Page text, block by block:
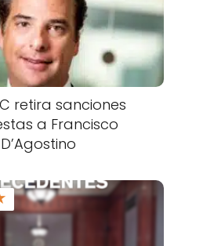
retira sanciones
a Francisco
D’Agostino